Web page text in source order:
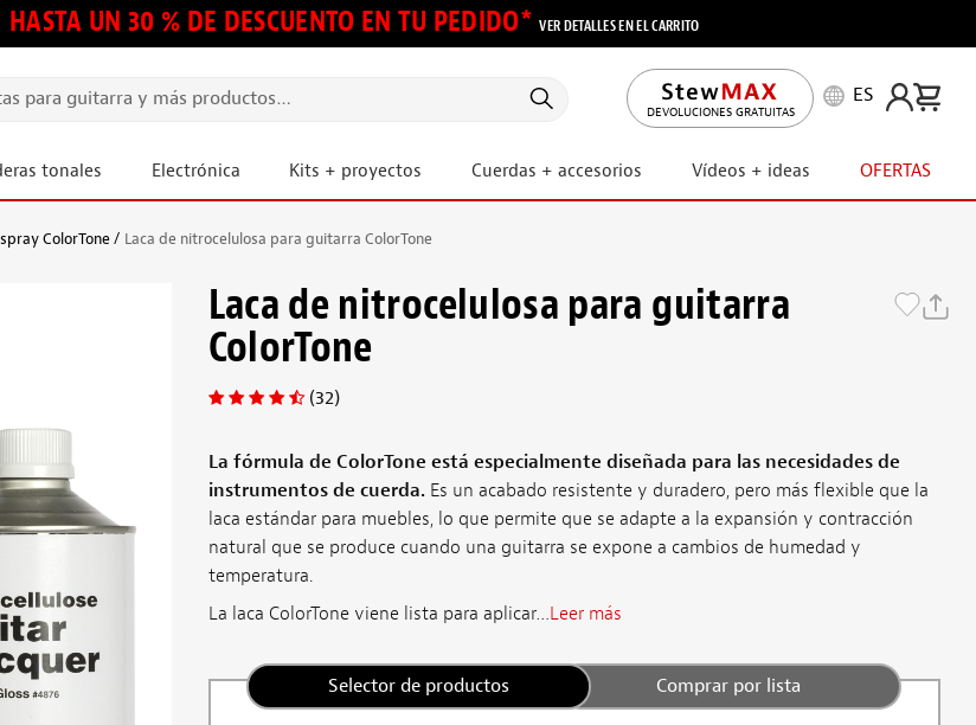
HASTA UN 30 % DE DESCUENTO EN TU PEDIDO*VER DETALLES EN EL CARRITO
DEVOLUCIONES GRATUITAS
ES
tonales Electrónica Kits + proyectos Cuerdas + accesorios Vídeos + ideas OFERTAS
ColorTone Laca de nitrocelulosa para guitarra ColorTone
Laca de nitrocelulosa para guitarra
ColorTone
(32)
La fórmula de ColorTone está especialmente diseñada para las necesidades de
instrumentos de cuerda.Es un acabado resistente y duradero, pero más flexible que la
laca estándar para muebles, lo que permite que se adapte a la expansión y contracción
natural que se produce cuando una guitarra se expone a cambios de humedad y
temperatura.
La laca ColorTone viene lista para aplicar…Leer más
Selector de productos Comprar por lista